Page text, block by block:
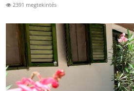
2391 megtekintés